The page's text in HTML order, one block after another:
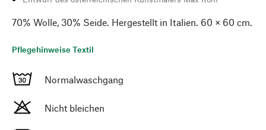
70% Wolle, 30% Seide. Hergestellt in Italien. 60 × 60 cm.
Pflegehinweise Textil
Normalwaschgang
Nicht bleichen